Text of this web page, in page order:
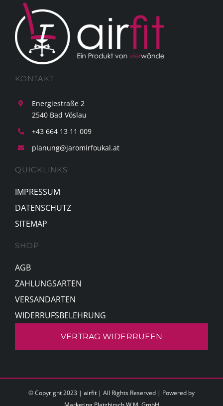
KONTAKT
Energiestraße 2
2540 Bad Vöslau
+43 664 13 11 009
planung@jaromirfoukal.at
QUICKLINKS
IMPRESSUM
DATENSCHUTZ
SITEMAP
SHOP
AGB
ZAHLUNGSARTEN
VERSANDARTEN
WIDERRUFSBELEHRUNG
VERTRAG WIDERRUFEN
© Copyright 2023 | airfit | All Rights Reserved | Powered by